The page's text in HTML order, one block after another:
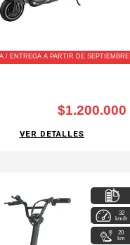
/ ENTREGA A PARTIR DE SEPTIEMBRE
$1.200.000
VER DETALLES
48V / 12Ah
32
km/h
20
km